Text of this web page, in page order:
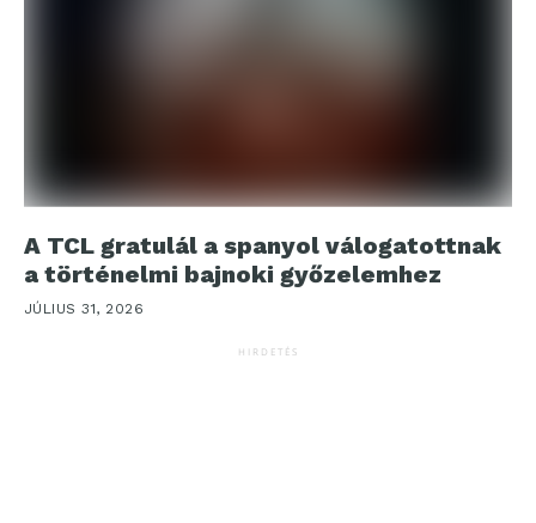
A TCL gratulál a spanyol válogatottnak
a történelmi bajnoki győzelemhez
JÚLIUS 31, 2026
HIRDETÉS